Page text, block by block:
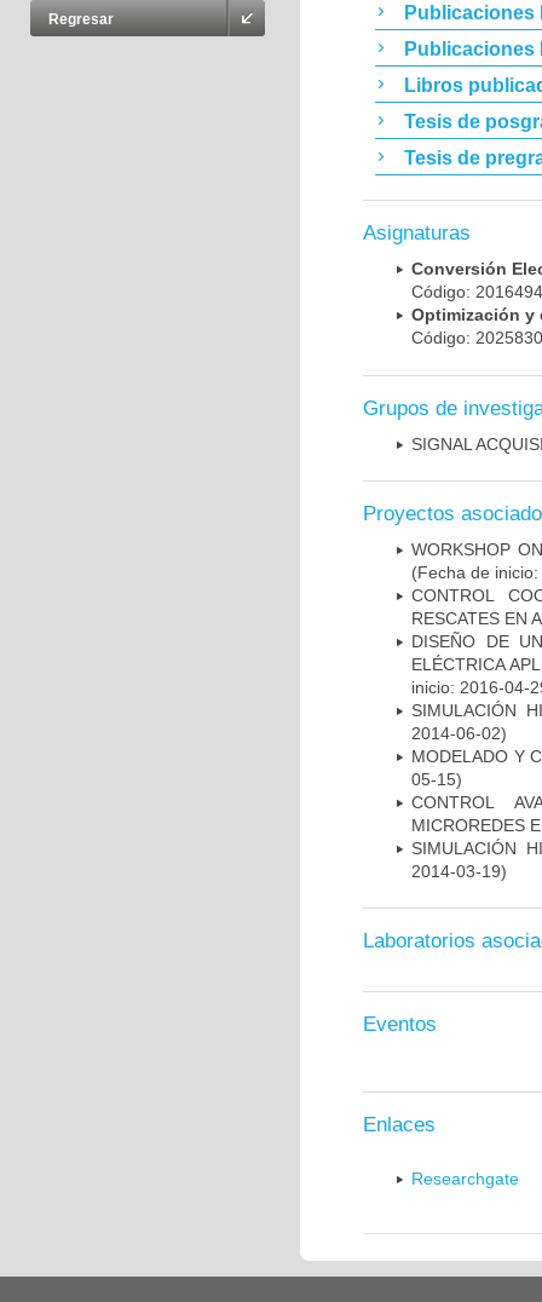
Regresar
Publicaciones
Publicaciones
Libros
Tesis de
Tesis de
Asignaturas
Conversión
Código:
Optimización y
Código:
Grupos de
SIGNAL
Proyectos
WORKSHOP
(Fecha de
CONTROL
RESCATES EN
DISEÑO DE
ELÉCTRICA
inicio: 2016-04-
SIMULACIÓN
2014-06-02)
MODELADO Y
05-15)
CONTROL
MICROREDES
SIMULACIÓN
2014-03-19)
Laboratorios
Eventos
Enlaces
Researchgate